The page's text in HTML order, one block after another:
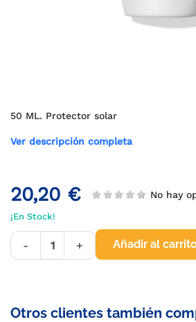
50 ML. Protector solar
Ver descripción completa
20,20 € No hay
¡En Stock!
- + Añadir al
Otros clientes también